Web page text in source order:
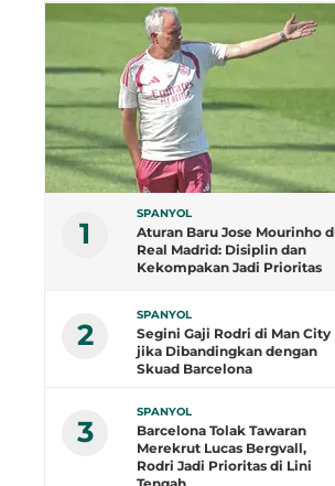
1
SPANYOL
Aturan Baru Jose Mourinho
Real Madrid: Disiplin dan
Kekompakan Jadi Prioritas
2
SPANYOL
Segini Gaji Rodri di Man City
jika Dibandingkan dengan
Skuad Barcelona
3
SPANYOL
Barcelona Tolak Tawaran
Merekrut Lucas Bergvall,
Rodri Jadi Prioritas di Lini